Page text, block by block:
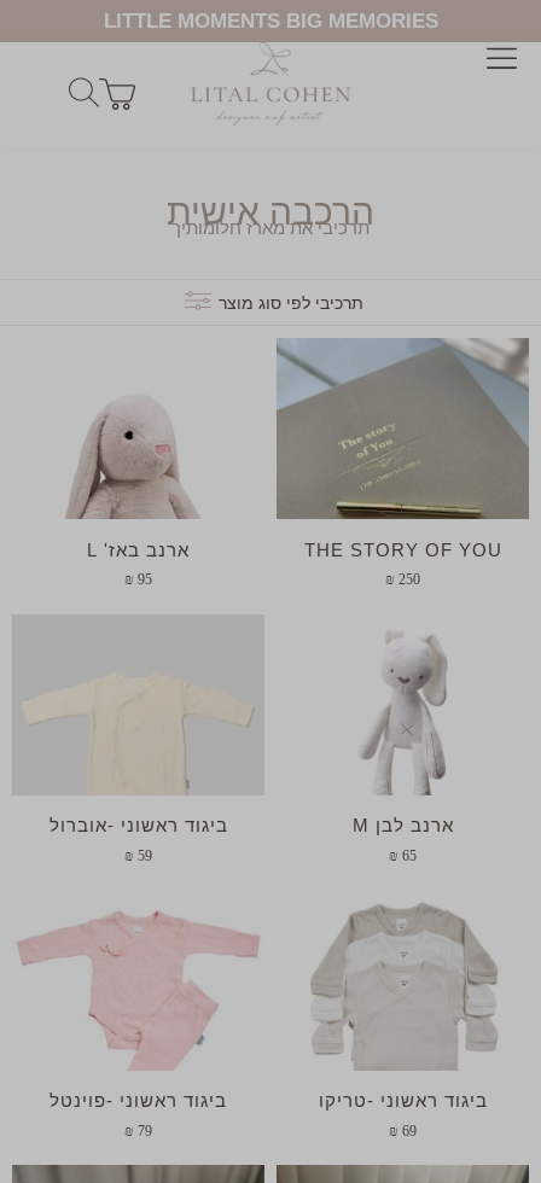
LITTLE MOMENTS BIG MEMORIES
הרכבה אישית
תרכיבי את מארז חלומותיך
תרכיבי לפי סוג מוצר
THE STORY OF YOU
₪ 250
ארנב באז' L
₪ 95
ארנב לבן M
₪ 65
ביגוד ראשוני -אוברול
₪ 59
ביגוד ראשוני -טריקו
₪ 69
ביגוד ראשוני -פוינטל
₪ 79